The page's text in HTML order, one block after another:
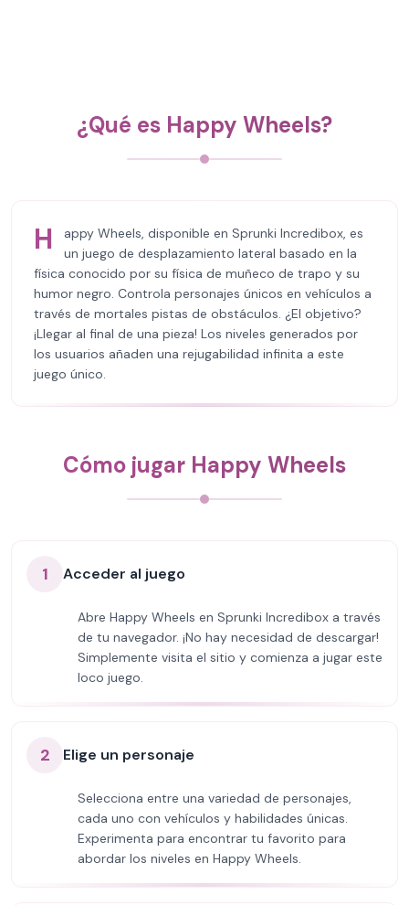
¿Qué es Happy Wheels?
H
appy Wheels, disponible en Sprunki Incredibox, es
un juego de desplazamiento lateral basado en la
física conocido por su física de muñeco de trapo y su
humor negro. Controla personajes únicos en vehículos a
través de mortales pistas de obstáculos. ¿El objetivo?
¡Llegar al final de una pieza! Los niveles generados por
los usuarios añaden una rejugabilidad infinita a este
juego único.
Cómo jugar Happy Wheels
1 Acceder al juego
Abre Happy Wheels en Sprunki Incredibox a través
de tu navegador. ¡No hay necesidad de descargar!
Simplemente visita el sitio y comienza a jugar este
loco juego.
2 Elige un personaje
Selecciona entre una variedad de personajes,
cada uno con vehículos y habilidades únicas.
Experimenta para encontrar tu favorito para
abordar los niveles en Happy Wheels.